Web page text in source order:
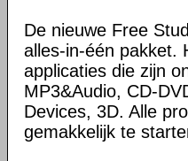
De nieuwe Free
alles-in-één pakket.
applicaties die zijn
MP3&Audio, CD-
Devices, 3D. Alle
gemakkelijk te